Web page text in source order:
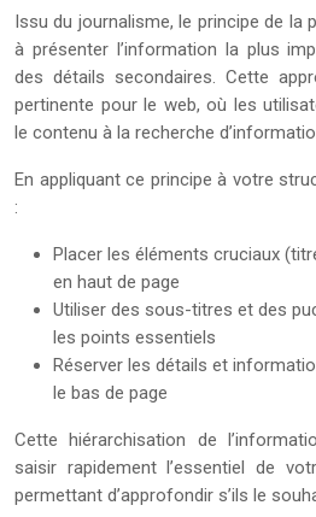
Issu du journalisme, le principe de la
à présenter l’information la plus
des détails secondaires. Cette
pertinente pour le web, où les
le contenu à la recherche
En appliquant ce principe à votre
:
Placer les éléments cruciaux
en haut de page
Utiliser des sous-titres et des
les points essentiels
Réserver les détails et
le bas de page
Cette hiérarchisation de
saisir rapidement l’essentiel de
permettant d’approfondir s’ils le